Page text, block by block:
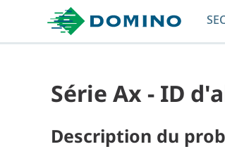
Série Ax - ID
Description du